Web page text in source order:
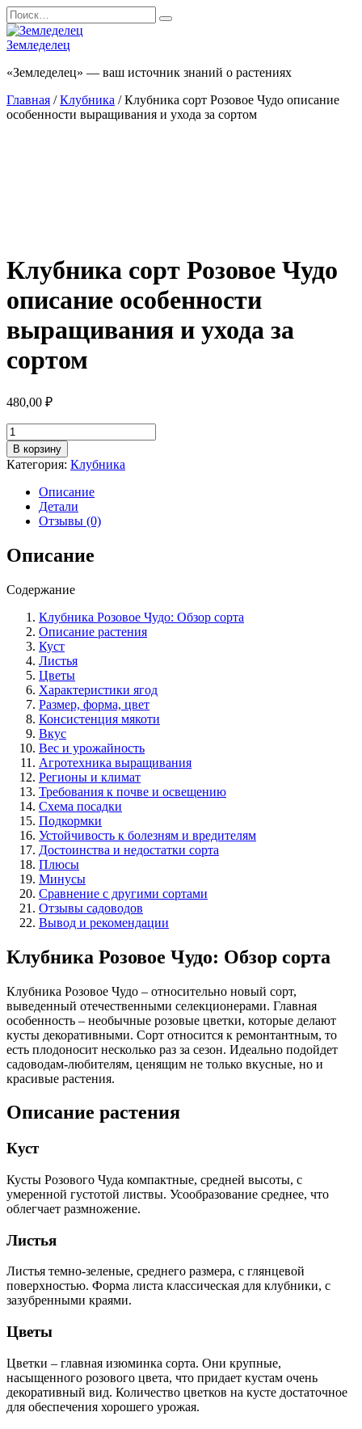
Перейти
к
содержанию
Search
for:
Земледелец
«Земледелец» — ваш источник знаний о растениях
Главная /Клубника / Клубника сорт Розовое Чудо описание
особенности выращивания и ухода за сортом
Клубника сорт Розовое Чудо
описание особенности
выращивания и ухода за
сортом
480,00 ₽
Количество
товара
Клубника
сорт
Розовое
Чудо
описание
особенности
выращивания
и
за
В корзину
Категория: Клубника
Описание
Детали
Отзывы (0)
Описание
Содержание
Клубника Розовое Чудо: Обзор сорта
Описание растения
Куст
Листья
Цветы
Характеристики ягод
Размер, форма, цвет
Консистенция мякоти
Вкус
Вес и урожайность
Агротехника выращивания
Регионы и климат
Требования к почве и освещению
Схема посадки
Подкормки
Устойчивость к болезням и вредителям
Достоинства и недостатки сорта
Плюсы
Минусы
Сравнение с другими сортами
Отзывы садоводов
Вывод и рекомендации
Клубника Розовое Чудо: Обзор сорта
Клубника Розовое Чудо – относительно новый сорт,
выведенный отечественными селекционерами. Главная
особенность – необычные розовые цветки, которые делают
кусты декоративными. Сорт относится к ремонтантным, то
есть плодоносит несколько раз за сезон. Идеально подойдет
садоводам-любителям, ценящим не только вкусные, но и
красивые растения.
Описание растения
Куст
Кусты Розового Чуда компактные, средней высоты, с
умеренной густотой листвы. Усообразование среднее, что
облегчает размножение.
Листья
Листья темно-зеленые, среднего размера, с глянцевой
поверхностью. Форма листа классическая для клубники, с
зазубренными краями.
Цветы
Цветки – главная изюминка сорта. Они крупные,
насыщенного розового цвета, что придает кустам очень
декоративный вид. Количество цветков на кусте достаточное
для обеспечения хорошего урожая.